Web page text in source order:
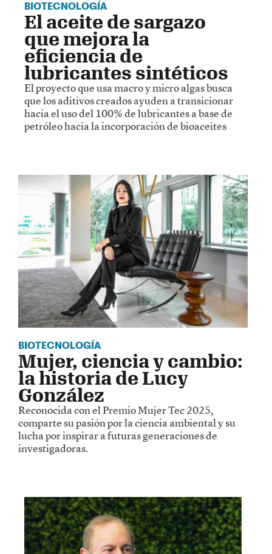
BIOTECNOLOGÍA
El aceite de sargazo
que mejora la
eficiencia de
lubricantes sintéticos
El proyecto que usa macro y micro algas busca
que los aditivos creados ayuden a transicionar
hacia el uso del 100% de lubricantes a base de
petróleo hacia la incorporación de bioaceites
BIOTECNOLOGÍA
Mujer, ciencia y cambio:
la historia de Lucy
González
Reconocida con el Premio Mujer Tec 2025,
comparte su pasión por la ciencia ambiental y su
lucha por inspirar a futuras generaciones de
investigadoras.